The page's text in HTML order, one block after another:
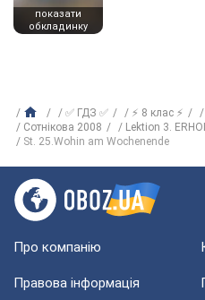
показати
обкладинку
✅ ГДЗ ✅ ⚡ 8 клас ⚡
Сотнікова 2008
Lektion 3.
St. 25.Wohin am Wochenende
Про компанію
Правова інформація